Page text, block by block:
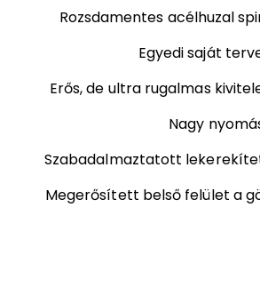
Rozsdamentes acélhuzal
Egyedi saját
Erős, de ultra rugalmas
Nagy
Szabadalmaztatott
Megerősített belső felület a